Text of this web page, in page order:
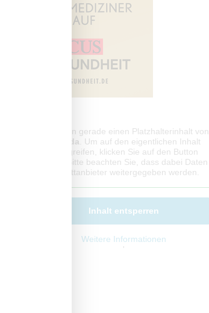
Sie sehen gerade einen Platzhalterinhalt von
Jameda . Um auf den eigentlichen Inhalt
zuzugreifen, klicken Sie auf den Button
unten. Bitte beachten Sie, dass dabei Daten
an Drittanbieter weitergegeben werden.
Inhalt entsperren
Weitere Informationen
'